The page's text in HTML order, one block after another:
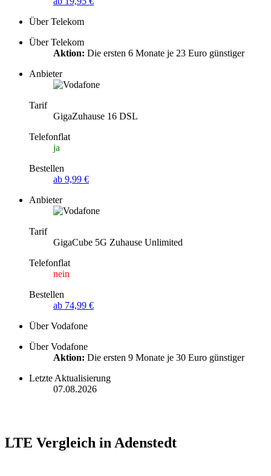
Über Telekom
Über Telekom
Aktion: Die ersten 6 Monate je 23 Euro günstiger
Anbieter
Tarif
GigaZuhause 16 DSL
Telefonflat
ja
Bestellen
ab 9,99 €
Anbieter
Tarif
GigaCube 5G Zuhause Unlimited
Telefonflat
nein
Bestellen
ab 74,99 €
Über Vodafone
Über Vodafone
Aktion: Die ersten 9 Monate je 30 Euro günstiger
Letzte Aktualisierung
07.08.2026
LTE Vergleich in Adenstedt